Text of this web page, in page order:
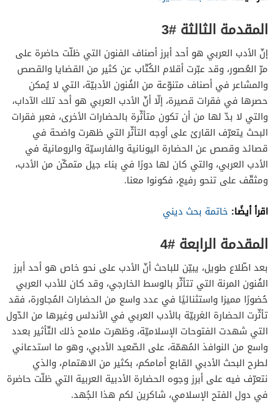
المقدمة الثالثة #3
إنّ الأدب العربي هو أحد أبرز أصناف الفنون التي ظلّت حاضرة على
مرّ العُصور، وقد عبّرت أقلام الكُتّاب عن كثير من القضايا والقصص
والمشاعر في أصناف متنوّعة من الفُنون الأدبيّة، التي لا يُمكن
حصرها في فقرات قصيرة، إلّا أنّ الأدب العربي هو أحد تلك الآداب،
والتي لا بدّ لها من أن تكون متأثّرة بالحضارات الأخرى، فعبر فقرات
البحث يتعرّف القارئ على أوجه التأثّر التي ظهرت واضحة في
قصائد وقصص عن الحضارة اليونانية والفارسيّة والرومانية في
الأدب العربي، والتي كان لها دورًا في بناء جيل متمكّن من الأدب،
ومثقّف على تنحو رفيع، فكونوا معنا.
اقرأ أيضًا: خاتمة بحث ديني
المقدمة الرابعة #4
بعد اطّلاع طويل، يبيّن للباحث أنّ الأدب على نحو خاص هو أحد أبرز
الفُنون المرنة التي تتأثّر بالوسط الخارجي، وقد كان للأدب العربي
حُضورًا مميزا واستثنائيًا في عدد واسع من الحضارات المُجاورة، فقد
تأثّرت الحضارة الغربيّة بالأدب العربي في الأندلس وغيرها من الدّول
التي شهدت الفتوحات الإسلاميّة، وظهرت ملامح ذلك التّأثير بعدد
واسع من النوافذ المُهمّة، على الصّعيد الأدبي، وهو ما استدعاني
لطرح البحث الأدبي القابع أمامكم، بكثير من الاهتمام، والذي
نتعرّف فيه على أبرز وجوه الحضارة الأدبية العربية التي ظلّت حاضرة
في دول الفتح الإسلامي، شاكرين لكم هذا الجُهد.